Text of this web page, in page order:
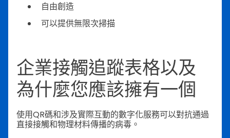
自由創造
可以提供無限次掃描
企業接觸追蹤表格以及
為什麼您應該擁有一個
使用QR碼和涉及實際互動的數字化服務可以對抗通過
直接接觸和物理材料傳播的病毒。